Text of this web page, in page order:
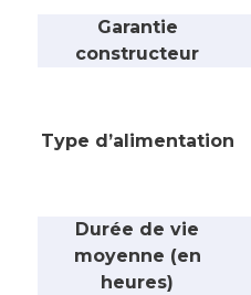
Garantie
constructeur
Type d’alimentation
Durée de vie
moyenne (en
heures)